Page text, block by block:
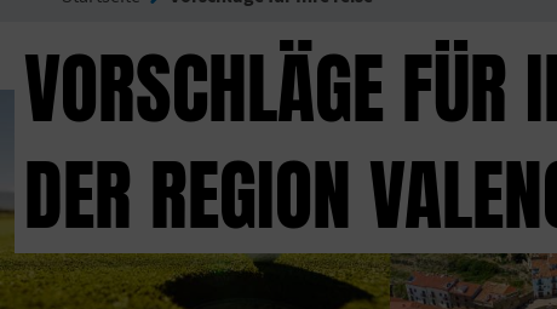
VORSCHLÄGE FÜR
DER REGION